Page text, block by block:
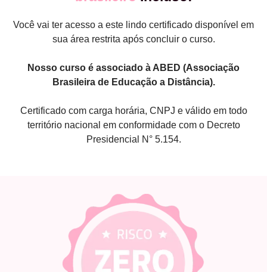
Você vai ter acesso a este lindo certificado disponível em
sua área restrita após concluir o curso.
Nosso curso é associado à ABED (Associação
Brasileira de Educação a Distância).
Certificado com carga horária, CNPJ e válido em todo
território nacional em conformidade com o Decreto
Presidencial N° 5.154.